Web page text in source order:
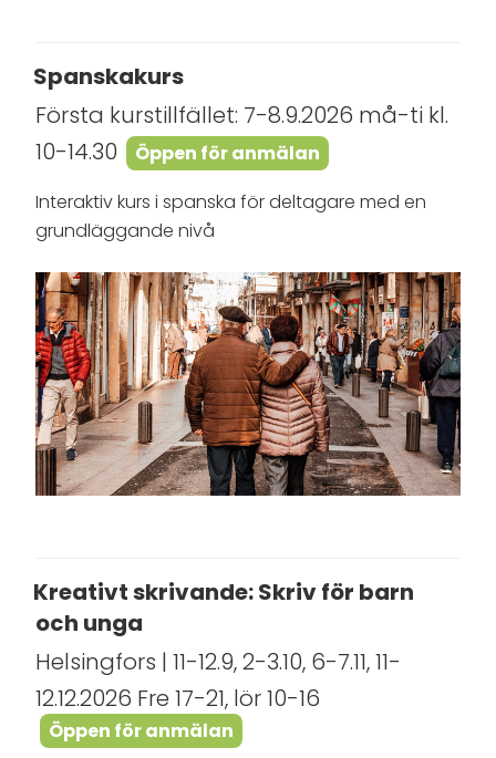
Spanskakurs
Första kurstillfället: 7-8.9.2026 må-ti kl.
10-14.30
Öppen för anmälan
Interaktiv kurs i spanska för deltagare med en
grundläggande nivå
Kreativt skrivande: Skriv för barn
och unga
Helsingfors | 11-12.9, 2-3.10, 6-7.11, 11-
12.12.2026 Fre 17-21, lör 10-16
Öppen för anmälan